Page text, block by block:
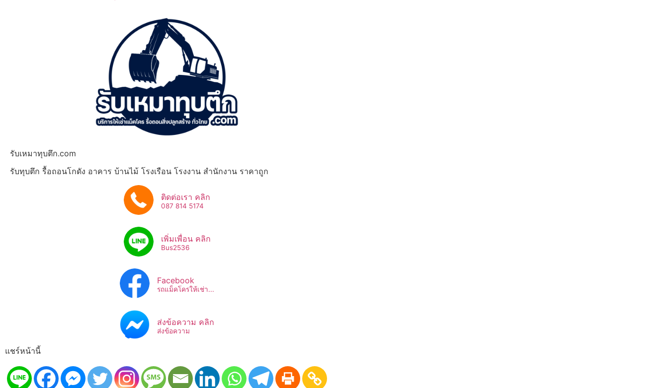
รับเหมาทุบตึก.com
รับทุบตึก รื้อถอนโกดัง อาคาร บ้านไม้ โรงเรือน โรงงาน สำนักงาน ราคาถูก
ติดต่อเรา คลิก
087 814 5174
เพิ่มเพื่อน คลิก
Bus2536​
Facebook
รถแม็คโครให้เช่า...
ส่งข้อความ คลิก
ส่งข้อความ
แชร์หน้านี้